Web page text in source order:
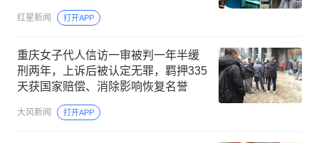
红星新闻 打开APP
重庆女子代人信访一审被判一年半缓
刑两年，上诉后被认定无罪，羁押335
天获国家赔偿、消除影响恢复名誉
大风新闻 打开APP